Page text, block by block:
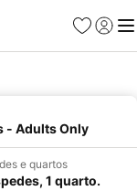
Favoritos
Iniciar
- Adults Only
e quartos
1 quarto.